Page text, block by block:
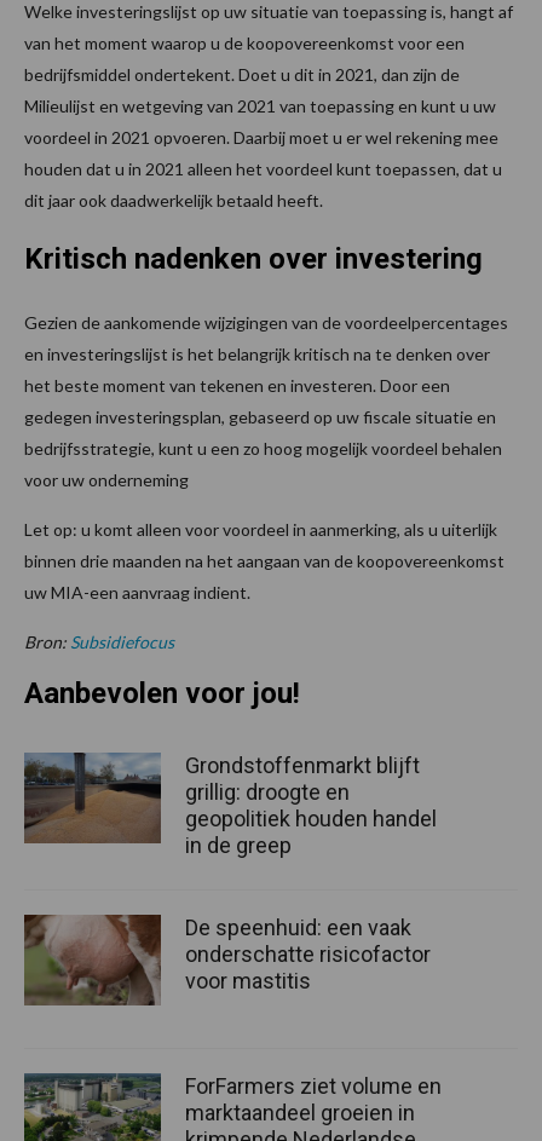
Welke investeringslijst op uw situatie van toepassing is, hangt af
van het moment waarop u de koopovereenkomst voor een
bedrijfsmiddel ondertekent. Doet u dit in 2021, dan zijn de
Milieulijst en wetgeving van 2021 van toepassing en kunt u uw
voordeel in 2021 opvoeren. Daarbij moet u er wel rekening mee
houden dat u in 2021 alleen het voordeel kunt toepassen, dat u
dit jaar ook daadwerkelijk betaald heeft.
Kritisch nadenken over investering
Gezien de aankomende wijzigingen van de voordeelpercentages
en investeringslijst is het belangrijk kritisch na te denken over
het beste moment van tekenen en investeren. Door een
gedegen investeringsplan, gebaseerd op uw fiscale situatie en
bedrijfsstrategie, kunt u een zo hoog mogelijk voordeel behalen
voor uw onderneming
Let op: u komt alleen voor voordeel in aanmerking, als u uiterlijk
binnen drie maanden na het aangaan van de koopovereenkomst
uw MIA-een aanvraag indient.
Bron: Subsidiefocus
Aanbevolen voor jou!
Grondstoffenmarkt blijft
grillig: droogte en
geopolitiek houden handel
in de greep
De speenhuid: een vaak
onderschatte risicofactor
voor mastitis
ForFarmers ziet volume en
marktaandeel groeien in